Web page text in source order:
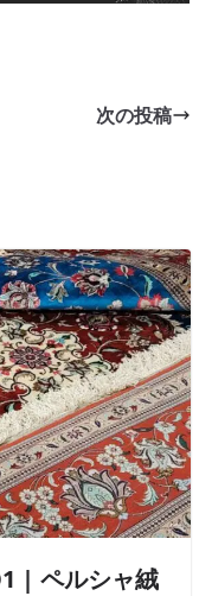
次の投稿
| ペルシャ絨